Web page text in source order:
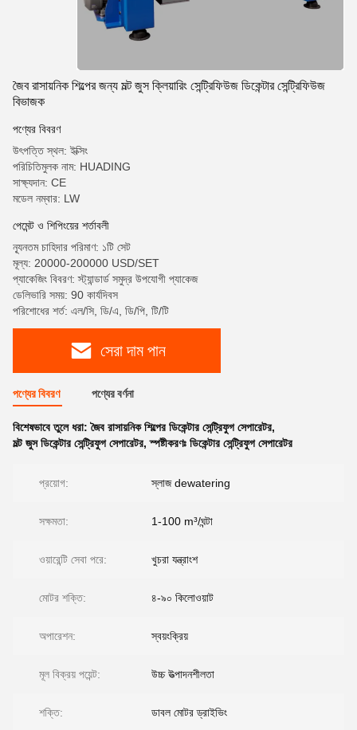
জৈব রাসায়নিক শিল্পের জন্য মল্ট জুস ক্লিয়ারিং সেন্ট্রিফিউজ ডিকেন্টার সেন্ট্রিফিউজ
বিভাজক
পণ্যের বিবরণ
উৎপত্তি স্থল: ইক্সিং
পরিচিতিমুলক নাম: HUADING
সাক্ষ্যদান: CE
মডেল নম্বার: LW
পেমেন্ট ও শিপিংয়ের শর্তাবলী
ন্যূনতম চাহিদার পরিমাণ: ১টি সেট
মূল্য: 20000-200000 USD/SET
প্যাকেজিং বিবরণ: স্ট্যান্ডার্ড সমুদ্র উপযোগী প্যাকেজ
ডেলিভারি সময়: 90 কার্যদিবস
পরিশোধের শর্ত: এল/সি, ডি/এ, ডি/পি, টি/টি
সেরা দাম পান
পণ্যের বিবরণ পণ্যের বর্ণনা
বিশেষভাবে তুলে ধরা:জৈব রাসায়নিক শিল্পের ডিকেন্টার সেন্ট্রিফুগ সেপারেটর,
মল্ট জুস ডিকেন্টার সেন্ট্রিফুগ সেপারেটর,স্পষ্টীকরণঃ ডিকেন্টার সেন্ট্রিফুগ সেপারেটর
প্রয়োগ: স্লাজ dewatering
সক্ষমতা: 1-100 m³/ঘন্টা
ওয়ারেন্টি সেবা পরে: খুচরা যন্ত্রাংশ
মোটর শক্তি: ৪-৯০ কিলোওয়াট
অপারেশন: স্বয়ংক্রিয়
মূল বিক্রয় পয়েন্ট: উচ্চ উত্পাদনশীলতা
শক্তি: ডাবল মোটর ড্রাইভিং